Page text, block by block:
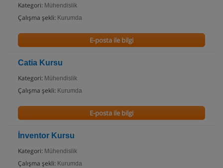
Kategori: Mühendislik
Çalışma şekli: Kurumda
E-posta ile bilgi
Catia Kursu
Kategori: Mühendislik
Çalışma şekli: Kurumda
E-posta ile bilgi
İnventor Kursu
Kategori: Mühendislik
Çalışma şekli: Kurumda